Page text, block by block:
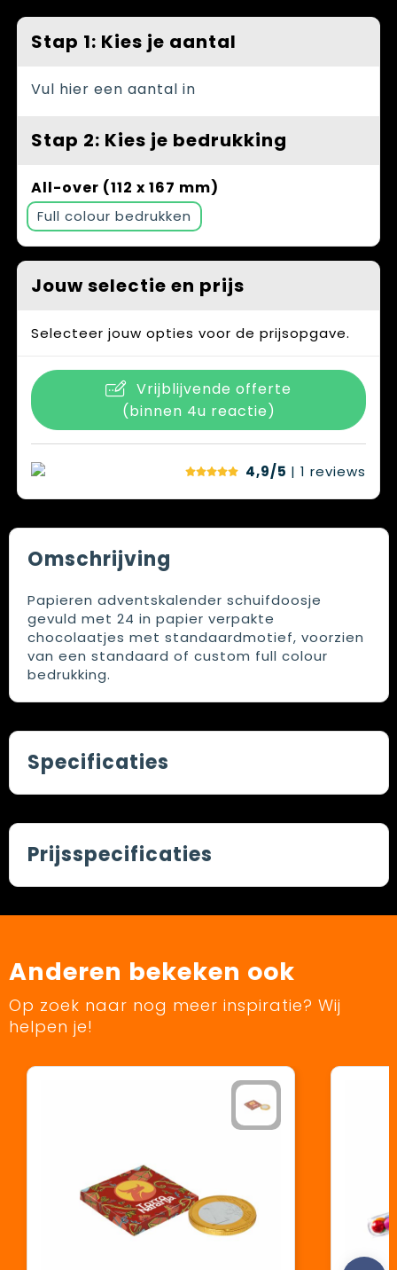
Themapakketten
Veiligheid, Auto en Fiets
Bedrijfskleding
Stap 1: Kies je aantal
Vul hier een aantal in
Stap 2: Kies je bedrukking
All-over (112 x 167 mm)
Full colour
Jouw selectie en prijs
Selecteer jouw opties voor de prijsopgave.
Vrijblijvende offerte
(binnen 4u reactie)
4,9/5 | 1 reviews
Omschrijving
Papieren adventskalender schuifdoosje
gevuld met 24 in papier verpakte
chocolaatjes met standaardmotief, voorzien
van een standaard of custom full colour
bedrukking.
Specificaties
Prijsspecificaties
Anderen bekeken ook
Op zoek naar nog meer inspiratie? Wij
helpen je!